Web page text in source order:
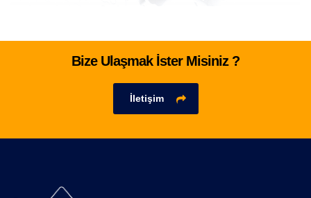
Bize Ulaşmak İster Misiniz ?
İletişim